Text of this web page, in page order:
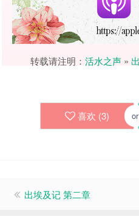
转载请注明： 活水之声 »
喜欢 (3) or
出埃及记 第二章